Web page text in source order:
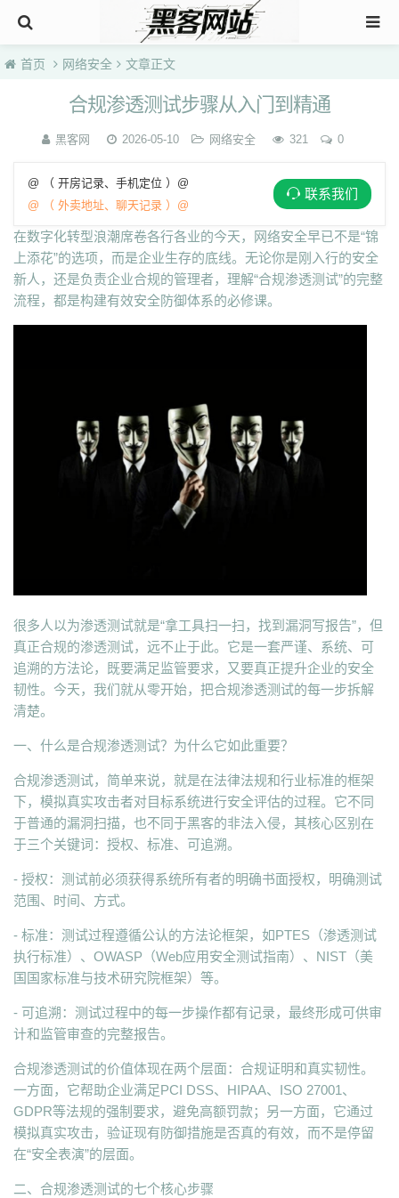
首页 网络安全 文章正文
合规渗透测试步骤从入门到精通
黑客网 2026-05-10 网络安全 321 0
@ （ 开房记录、手机定位 ）@
@ （ 外卖地址、聊天记录 ）@
联系我们
在数字化转型浪潮席卷各行各业的今天，网络安全早已不是“锦
上添花”的选项，而是企业生存的底线。无论你是刚入行的安全
新人，还是负责企业合规的管理者，理解“合规渗透测试”的完整
流程，都是构建有效安全防御体系的必修课。
很多人以为渗透测试就是“拿工具扫一扫，找到漏洞写报告”，但
真正合规的渗透测试，远不止于此。它是一套严谨、系统、可
追溯的方法论，既要满足监管要求，又要真正提升企业的安全
韧性。今天，我们就从零开始，把合规渗透测试的每一步拆解
清楚。
一、什么是合规渗透测试？为什么它如此重要？
合规渗透测试，简单来说，就是在法律法规和行业标准的框架
下，模拟真实攻击者对目标系统进行安全评估的过程。它不同
于普通的漏洞扫描，也不同于黑客的非法入侵，其核心区别在
于三个关键词：授权、标准、可追溯。
- 授权：测试前必须获得系统所有者的明确书面授权，明确测试
范围、时间、方式。
- 标准：测试过程遵循公认的方法论框架，如PTES（渗透测试
执行标准）、OWASP（Web应用安全测试指南）、NIST（美
国国家标准与技术研究院框架）等。
- 可追溯：测试过程中的每一步操作都有记录，最终形成可供审
计和监管审查的完整报告。
合规渗透测试的价值体现在两个层面：合规证明和真实韧性。
一方面，它帮助企业满足PCI DSS、HIPAA、ISO 27001、
GDPR等法规的强制要求，避免高额罚款；另一方面，它通过
模拟真实攻击，验证现有防御措施是否真的有效，而不是停留
在“安全表演”的层面。
二、合规渗透测试的七个核心步骤